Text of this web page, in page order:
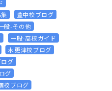
豊中校ブログ
般-その他
一般-高校ガイド
木更津校ブログ
グ
グ
校ブログ